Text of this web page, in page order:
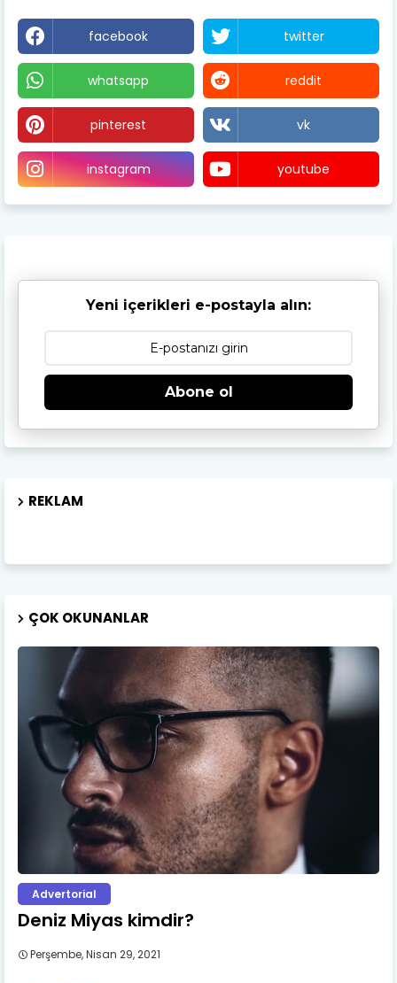
facebook twitter
whatsapp reddit
pinterest vk
instagram youtube
Yeni içerikleri e-postayla alın:
Abone ol
REKLAM
ÇOK OKUNANLAR
Advertorial
Deniz Miyas kimdir?
Perşembe, Nisan 29, 2021